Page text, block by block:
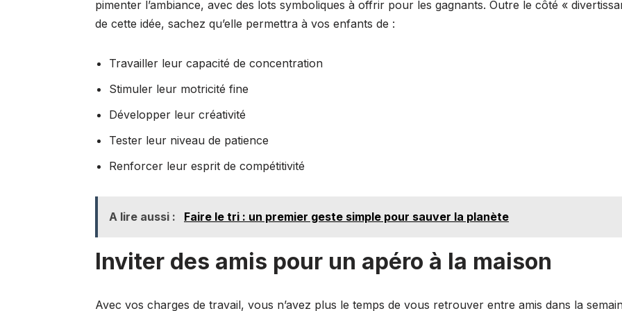
pimenter l’ambiance, avec des lots symboliques à offrir pour les gagnants. Outre le côté «
de cette idée, sachez qu’elle permettra à vos enfants de :
Travailler leur capacité de concentration
Stimuler leur motricité fine
Développer leur créativité
Tester leur niveau de patience
Renforcer leur esprit de compétitivité
A lire aussi : Faire le tri : un premier geste simple pour sauver la planète
Inviter des amis pour un apéro à la maison
Avec vos charges de travail, vous n’avez plus le temps de vous retrouver entre amis dans la